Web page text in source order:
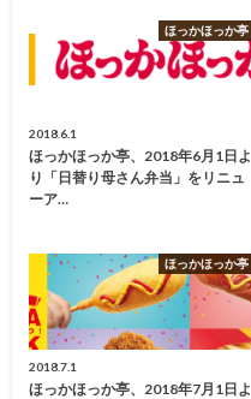
ほっかほっか亭
2018.6.1
ほっかほっか亭、2018年6月1日よ
り「日替り母さん弁当」をリニュ
ーア…
ほっかほっか亭
2018.7.1
ほっかほっか亭、2018年7月1日よ